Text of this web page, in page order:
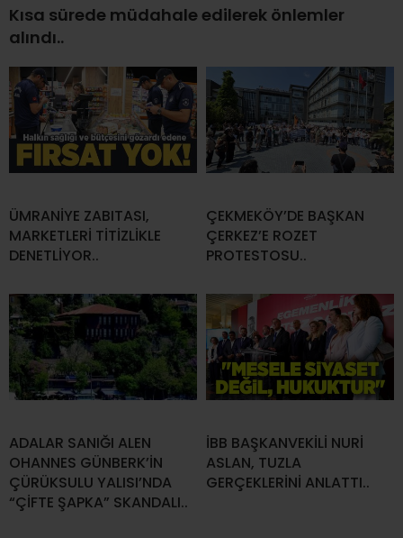
Kısa sürede müdahale edilerek önlemler
alındı..
ÜMRANİYE ZABITASI,
MARKETLERİ TİTİZLİKLE
DENETLİYOR..
ÇEKMEKÖY’DE BAŞKAN
ÇERKEZ’E ROZET
PROTESTOSU..
ADALAR SANIĞI ALEN
OHANNES GÜNBERK’İN
ÇÜRÜKSULU YALISI’NDA
“ÇİFTE ŞAPKA” SKANDALI..
İBB BAŞKANVEKİLİ NURİ
ASLAN, TUZLA
GERÇEKLERİNİ ANLATTI..